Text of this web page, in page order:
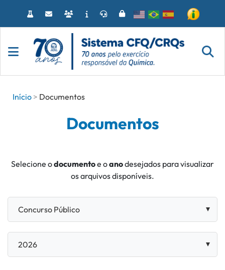
o
Início
Documentos
Documentos
Selecione odocumentoe oanodesejados para visualizar
os arquivos disponíveis.